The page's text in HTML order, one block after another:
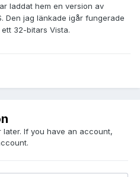
laddat hem en version av
Den jag länkade igår fungerade
32-bitars Vista.
If you have an account,